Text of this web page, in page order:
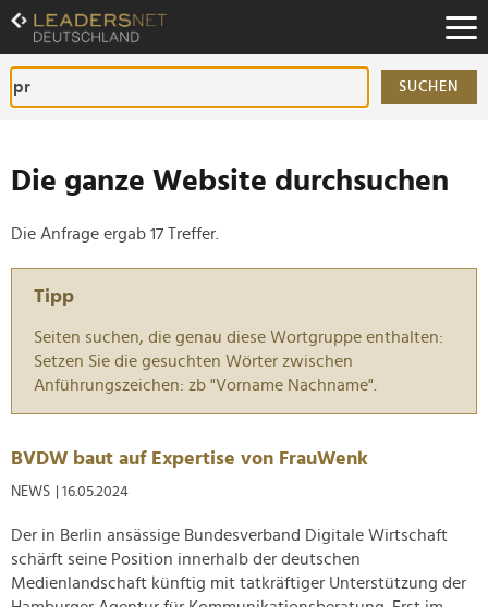
Zum
Inhalt
Zur
Fußzeilen-
Navigation
SUCHEN
Die ganze Website durchsuchen
Die Anfrage ergab 17 Treffer.
Tipp
Seiten suchen, die genau diese Wortgruppe enthalten:
Setzen Sie die gesuchten Wörter zwischen
Anführungszeichen: zb "Vorname Nachname".
BVDW baut auf Expertise von FrauWenk
NEWS | 16.05.2024
Der in Berlin ansässige Bundesverband Digitale Wirtschaft
schärft seine Position innerhalb der deutschen
Medienlandschaft künftig mit tatkräftiger Unterstützung der